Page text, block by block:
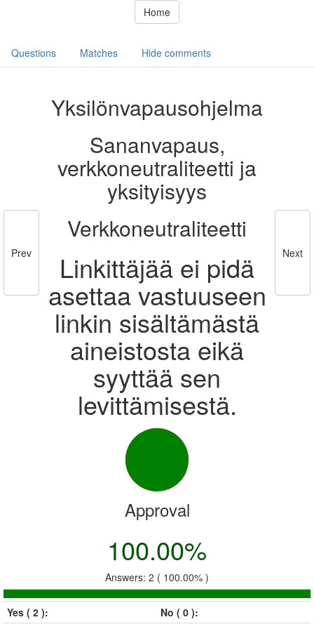
Home
Questions Matches Hide comments
Prev
Yksilönvapausohjelma
Sananvapaus,
verkkoneutraliteetti ja
yksityisyys
Verkkoneutraliteetti
Linkittäjää ei pidä
asettaa vastuuseen
linkin sisältämästä
aineistosta eikä
syyttää sen
levittämisestä.
Next
Approval
100.00%
Answers: 2 ( 100.00% )
Yes ( 2 ):
No ( 0 ):